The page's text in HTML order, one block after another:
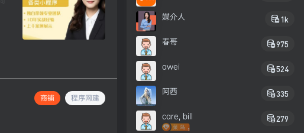
商铺 程序网建
媒介人 1k
春哥 975
awei 524
阿西 335
care, bill 279